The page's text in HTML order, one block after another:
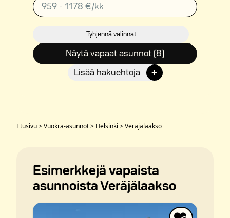
Lisää hakuehtoja +
Tyhjennä valinnat
Näytä vapaat asunnot (8)
Etusivu>Vuokra-asunnot> Helsinki >Veräjälaakso
Esimerkkejä vapaista
asunnoista Veräjälaakso